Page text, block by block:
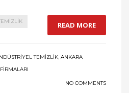
READ MORE
TEMIZLIK, ANKARA
NO COMMENTS